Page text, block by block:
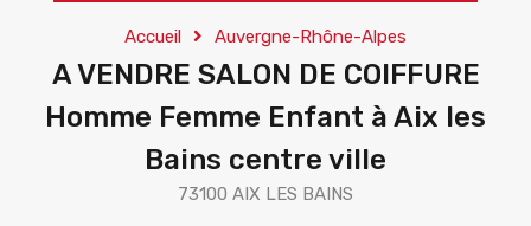
Accueil Auvergne-Rhône-Alpes
A VENDRE SALON DE COIFFURE
Homme Femme Enfant à Aix les
Bains centre ville
73100 AIX LES BAINS